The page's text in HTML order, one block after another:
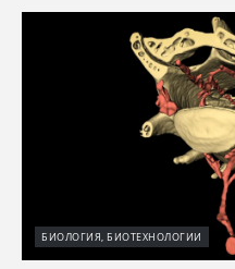
БИОЛОГИЯ, БИОТЕХНОЛОГИИ